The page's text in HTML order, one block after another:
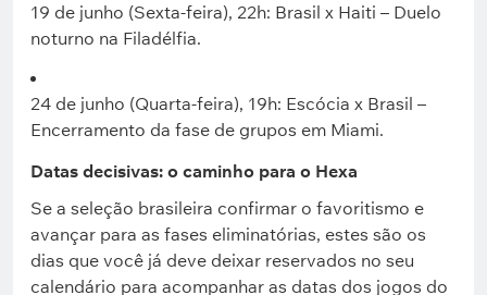
19 de junho (Sexta-feira), 22h: Brasil x Haiti – Duelo
noturno na Filadélfia.
24 de junho (Quarta-feira), 19h: Escócia x Brasil –
Encerramento da fase de grupos em Miami.
Datas decisivas: o caminho para o Hexa
Se a seleção brasileira confirmar o favoritismo e
avançar para as fases eliminatórias, estes são os
dias que você já deve deixar reservados no seu
calendário para acompanhar as datas dos jogos do